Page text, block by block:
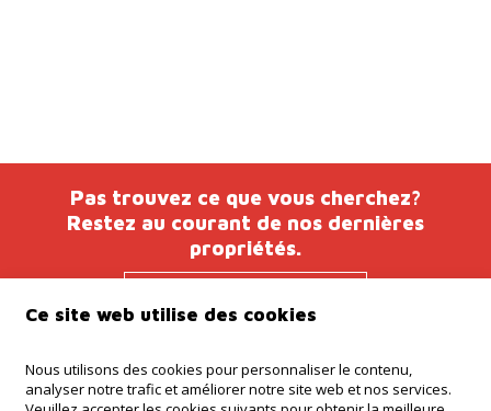
Pas trouvez ce que vous cherchez?
Restez au courant de nos dernières
propriétés.
courant
Ce site web utilise des cookies
Nous utilisons des cookies pour personnaliser le contenu,
analyser notre trafic et améliorer notre site web et nos services.